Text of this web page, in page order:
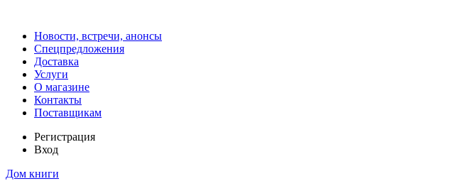
Новости, встречи, анонсы
Спецпредложения
Доставка
Услуги
О магазине
Контакты
Поставщикам
Регистрация
Вход
Дом книги